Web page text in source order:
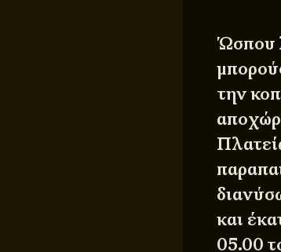
Ώσπου
την
και
05.00